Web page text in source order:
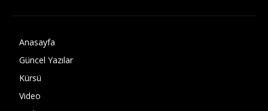
Anasayfa
Güncel Yazılar
Kürsü
Video